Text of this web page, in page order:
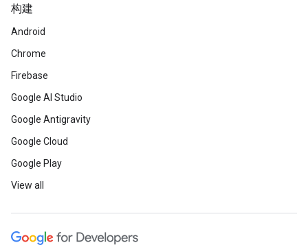
构建
Android
Chrome
Firebase
Google AI Studio
Google Antigravity
Google Cloud
Google Play
View all